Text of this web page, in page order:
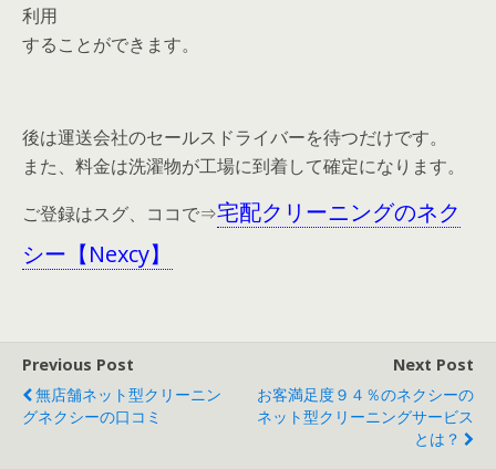
利用
することができます。
後は運送会社のセールスドライバーを待つだけです。
また、料金は洗濯物が工場に到着して確定になります。
ご登録はスグ、ココで⇒宅配クリーニングのネク
シー【Nexcy】
Previous Post
無店舗ネット型クリーニン
グネクシーの口コミ
Next Post
お客満足度９４％のネクシーの
ネット型クリーニングサービス
とは？